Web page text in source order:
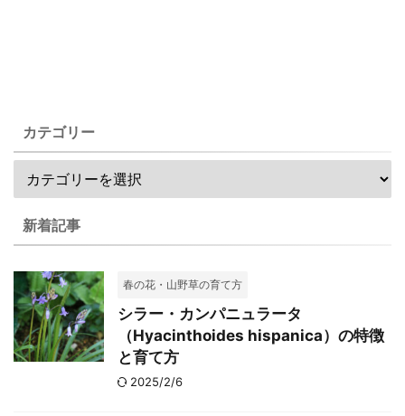
カテゴリー
新着記事
春の花・山野草の育て方
シラー・カンパニュラータ
（Hyacinthoides hispanica）の特徴
と育て方
2025/2/6